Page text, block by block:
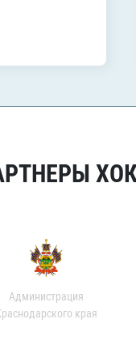
Администрация
края